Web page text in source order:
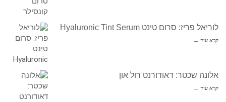
לוריאל פריז: סרום טינט Hyaluronic Tint Serum
קרא עוד ←
אלונה שכטר: דאודורנט רול און
קרא עוד ←